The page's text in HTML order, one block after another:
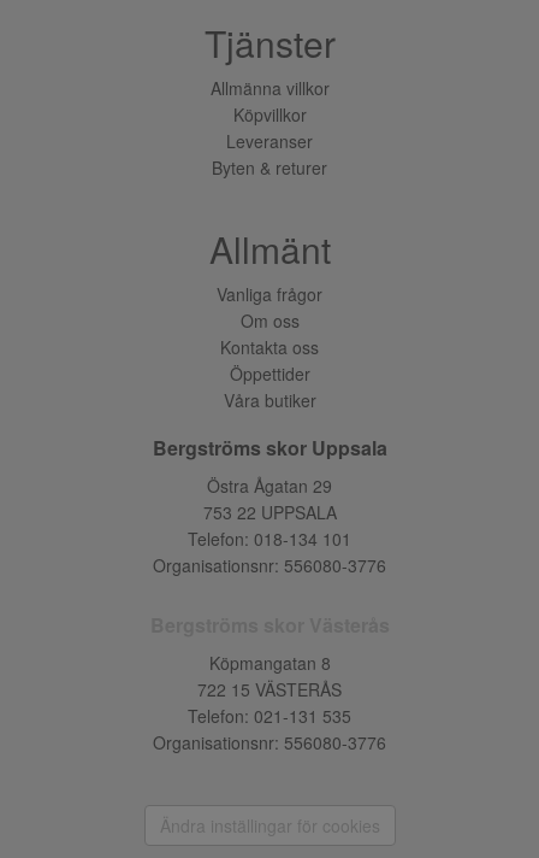
Tjänster
Allmänna villkor
Köpvillkor
Leveranser
Byten & returer
Allmänt
Vanliga frågor
Om oss
Kontakta oss
Öppettider
Våra butiker
Bergströms skor Uppsala
Östra Ågatan 29
753 22 UPPSALA
Telefon: 018-134 101
Organisationsnr: 556080-3776
Köpmangatan 8
722 15 VÄSTERÅS
Telefon: 021-131 535
Organisationsnr: 556080-3776
Ändra inställingar för cookies